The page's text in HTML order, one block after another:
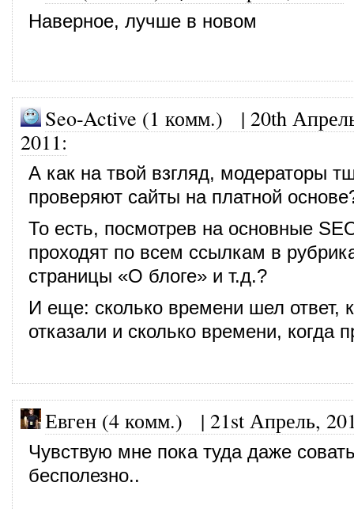
Наверное, лучше в новом
Seo-Active (1 комм.) | 20th
2011:
А как на твой взгляд, модераторы
проверяют сайты на платной
То есть, посмотрев на основные
проходят по всем ссылкам в
страницы «О блоге» и т.д.?
И еще: сколько времени шел ответ,
отказали и сколько времени, когда
Евген (4 комм.) | 21st Апрель,
Чувствую мне пока туда даже
бесполезно..